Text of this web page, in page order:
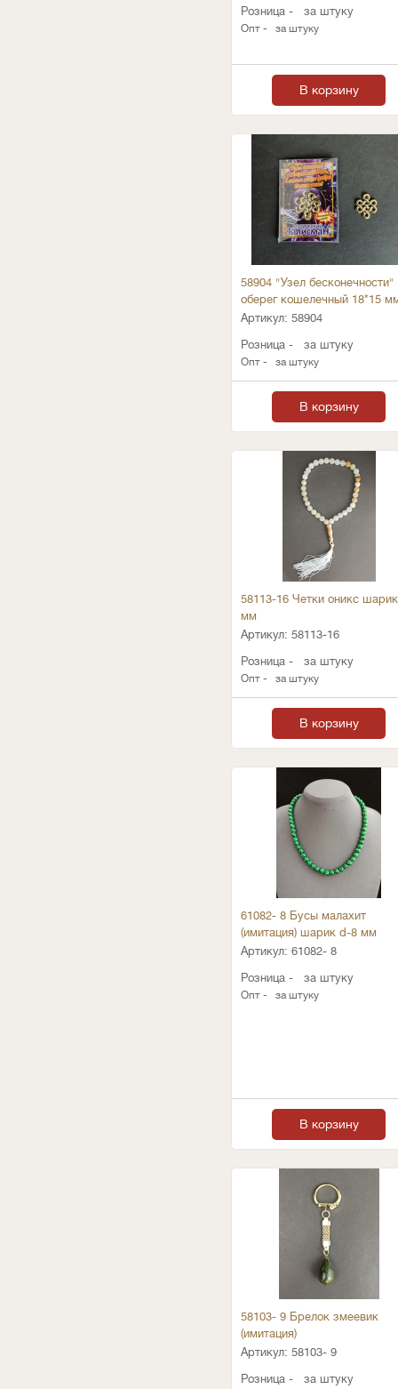
Розница - за штуку
Опт - за штуку
В корзину
58904 "Узел бесконечности"
оберег кошелечный 18*15
Артикул: 58904
Розница -
за штуку
Опт - за штуку
В корзину
58113-16 Четки оникс
мм
Артикул: 58113-16
Розница -
за штуку
Опт - за штуку
В корзину
61082- 8 Бусы малахит
(имитация) шарик d-8 мм
Артикул: 61082- 8
Розница -
за штуку
Опт - за штуку
В корзину
58103- 9 Брелок змеевик
(имитация)
Артикул: 58103- 9
Розница -
за штуку